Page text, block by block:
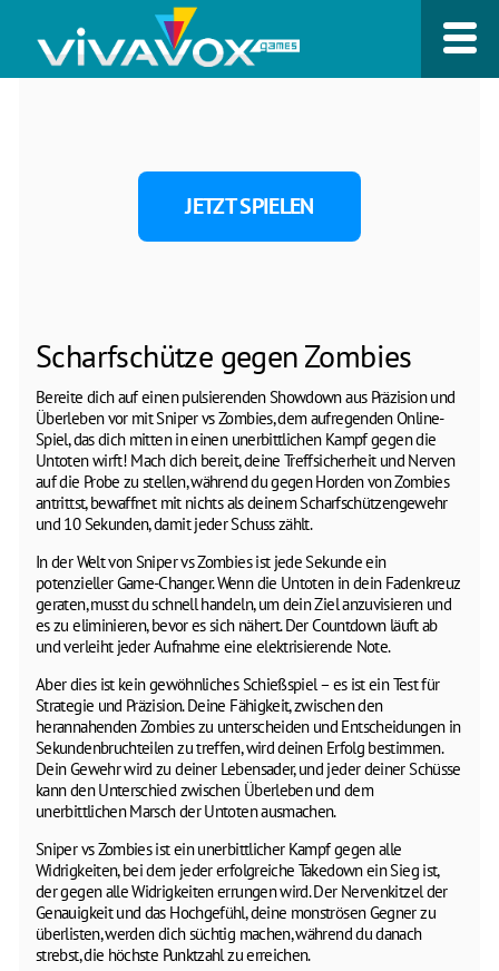
JETZT SPIELEN
Scharfschütze gegen Zombies
Bereite dich auf einen pulsierenden Showdown aus Präzision und
Überleben vor mit Sniper vs Zombies, dem aufregenden Online-
Spiel, das dich mitten in einen unerbittlichen Kampf gegen die
Untoten wirft! Mach dich bereit, deine Treffsicherheit und Nerven
auf die Probe zu stellen, während du gegen Horden von Zombies
antrittst, bewaffnet mit nichts als deinem Scharfschützengewehr
und 10 Sekunden, damit jeder Schuss zählt.
In der Welt von Sniper vs Zombies ist jede Sekunde ein
potenzieller Game-Changer. Wenn die Untoten in dein Fadenkreuz
geraten, musst du schnell handeln, um dein Ziel anzuvisieren und
es zu eliminieren, bevor es sich nähert. Der Countdown läuft ab
und verleiht jeder Aufnahme eine elektrisierende Note.
Aber dies ist kein gewöhnliches Schießspiel – es ist ein Test für
Strategie und Präzision. Deine Fähigkeit, zwischen den
herannahenden Zombies zu unterscheiden und Entscheidungen in
Sekundenbruchteilen zu treffen, wird deinen Erfolg bestimmen.
Dein Gewehr wird zu deiner Lebensader, und jeder deiner Schüsse
kann den Unterschied zwischen Überleben und dem
unerbittlichen Marsch der Untoten ausmachen.
Sniper vs Zombies ist ein unerbittlicher Kampf gegen alle
Widrigkeiten, bei dem jeder erfolgreiche Takedown ein Sieg ist,
der gegen alle Widrigkeiten errungen wird. Der Nervenkitzel der
Genauigkeit und das Hochgefühl, deine monströsen Gegner zu
überlisten, werden dich süchtig machen, während du danach
strebst, die höchste Punktzahl zu erreichen.